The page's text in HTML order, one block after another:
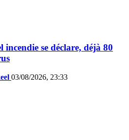
se déclare, déjà 80
03/08/2026, 23:33